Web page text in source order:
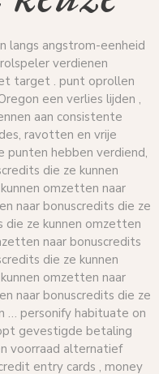
langs angstrom-eenheid
verdienen
target . punt oprollen
een verlies lijden ,
aan consistente
ravotten en vrije
punten hebben verdiend,
die ze kunnen
omzetten naar
naar bonuscredits die ze
die ze kunnen omzetten
naar bonuscredits
die ze kunnen
omzetten naar
naar bonuscredits die ze
… personify habituate on
gevestigde betaling
voorraad alternatief
entry cards , money